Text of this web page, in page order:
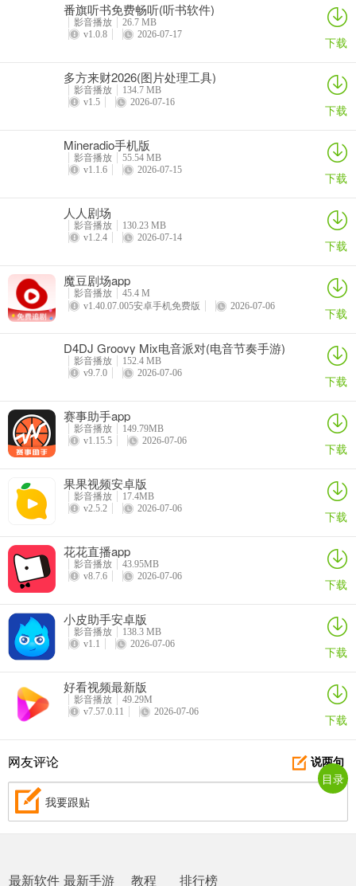
伴奏提取Audio音乐制作2026官方最新版本常见问题
问：如何安装伴奏提取Audio音乐制作2026官方最新版本？
索“伴奏提取Audio音乐制作2026官方最新版本”进行下载安装。
答：支持MP3、WAV、AAC、FLAC等主流音频格式的导入与导出，
还允许自定义比特率与采样率。
答：完成安装后启动应用并授予必要存储权限；在主功能界面选具体
功能入口；从本地文件库选目标文件；在预览界面试听并简单裁剪或
番旗听书免费畅听(听书软件)
影音播放
26.7 MB
v1.0.8
2026-07-17 下载
多方来财2026(图片处理工具)
影音播放
134.7 MB
v1.5
2026-07-16 下载
Mineradio手机版
影音播放
55.54 MB
v1.1.6
2026-07-15 下载
人人剧场
影音播放
130.23 MB
v1.2.4
2026-07-14 下载
魔豆剧场app
影音播放
45.4 M
v1.40.07.005安卓手机免费版
2026-07-06 下载
D4DJ Groovy Mix电音派对(电音节奏手游)
影音播放
152.4 MB
v9.7.0
2026-07-06 下载
赛事助手app
影音播放
149.79MB
v1.15.5
2026-07-06 下载
果果视频安卓版
影音播放
17.4MB
v2.5.2
2026-07-06 下载
花花直播app
影音播放
43.95MB
v8.7.6
2026-07-06 下载
小皮助手安卓版
影音播放
138.3 MB
v1.1
2026-07-06 下载
好看视频最新版
影音播放
49.29M
v7.57.0.11
2026-07-06 下载
说两句
网友评论
我要跟贴
最新软件 最新手游 教程 排行榜
目录